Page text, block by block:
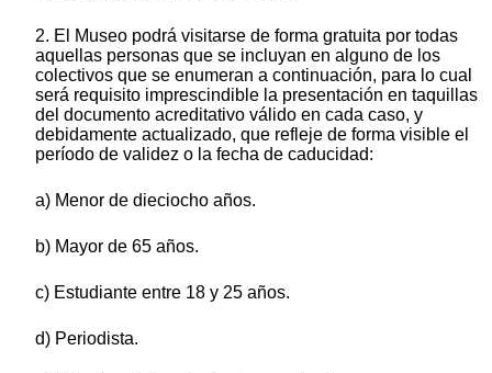
2. El Museo podrá visitarse de forma gratuita por todas
aquellas personas que se incluyan en alguno de los
colectivos que se enumeran a continuación, para lo cual
será requisito imprescindible la presentación en taquillas
del documento acreditativo válido en cada caso, y
debidamente actualizado, que refleje de forma visible el
período de validez o la fecha de caducidad:
a) Menor de dieciocho años.
b) Mayor de 65 años.
c) Estudiante entre 18 y 25 años.
d) Periodista.